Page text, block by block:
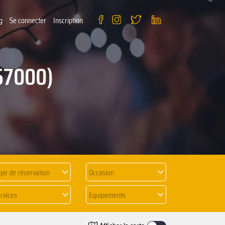
Se connecter Inscription
de réservation
Occasion
Equipements